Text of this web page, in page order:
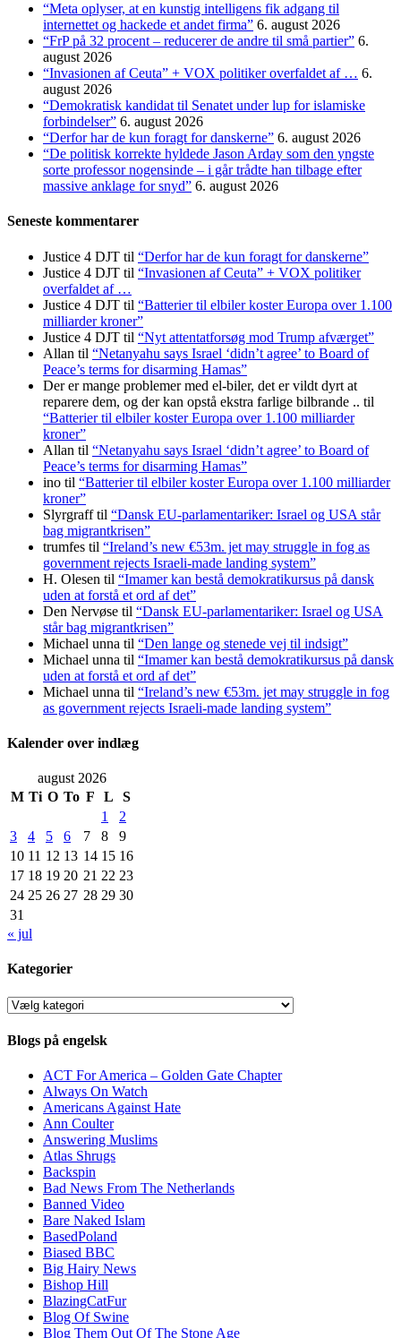
“Meta oplyser, at en kunstig intelligens fik adgang til
internettet og hackede et andet firma” 6. august 2026
“FrP på 32 procent – reducerer de andre til små partier” 6.
august 2026
“Invasionen af Ceuta” + VOX politiker overfaldet af … 6.
august 2026
“Demokratisk kandidat til Senatet under lup for islamiske
forbindelser” 6. august 2026
“Derfor har de kun foragt for danskerne” 6. august 2026
“De politisk korrekte hyldede Jason Arday som den yngste
sorte professor nogensinde – i går trådte han tilbage efter
massive anklage for snyd” 6. august 2026
Seneste kommentarer
Justice 4 DJT til “Derfor har de kun foragt for danskerne”
Justice 4 DJT til “Invasionen af Ceuta” + VOX politiker
overfaldet af …
Justice 4 DJT til “Batterier til elbiler koster Europa over 1.100
milliarder kroner”
Justice 4 DJT til “Nyt attentatforsøg mod Trump afværget”
Allan til “Netanyahu says Israel ‘didn’t agree’ to Board of
Peace’s terms for disarming Hamas”
Der er mange problemer med el-biler, det er vildt dyrt at
reparere dem, og der kan opstå ekstra farlige bilbrande .. til
“Batterier til elbiler koster Europa over 1.100 milliarder
kroner”
Allan til “Netanyahu says Israel ‘didn’t agree’ to Board of
Peace’s terms for disarming Hamas”
ino til “Batterier til elbiler koster Europa over 1.100 milliarder
kroner”
Slyrgrafftil “Dansk EU-parlamentariker: Israel og USA står
bag migrantkrisen”
trumfes til “Ireland’s new €53m. jet may struggle in fog as
government rejects Israeli-made landing system”
H. Olesen til “Imamer kan bestå demokratikursus på dansk
uden at forstå et ord af det”
Den Nervøse til “Dansk EU-parlamentariker: Israel og USA
står bag migrantkrisen”
Michael unna til “Den lange og stenede vej til indsigt”
Michael unna til “Imamer kan bestå demokratikursus på dansk
uden at forstå et ord af det”
Michael unna til “Ireland’s new €53m. jet may struggle in fog
as government rejects Israeli-made landing system”
Kalender over indlæg
august 2026
M Ti O To F L
S
1
2
3
4 5 6 7 8
9
10 11 12 13 14 15 16
17 18 19 20 21 22 23
24 25 26 27 28 29 30
31
« jul
Kategorier
Kategorier
Blogs på engelsk
ACT For America – Golden Gate Chapter
Always On Watch
Americans Against Hate
Ann Coulter
Answering Muslims
Atlas Shrugs
Backspin
Bad News From The Netherlands
Banned Video
Bare Naked Islam
BasedPoland
Biased BBC
Big Hairy News
Bishop Hill
BlazingCatFur
Blog Of Swine
Blog Them Out Of The Stone Age